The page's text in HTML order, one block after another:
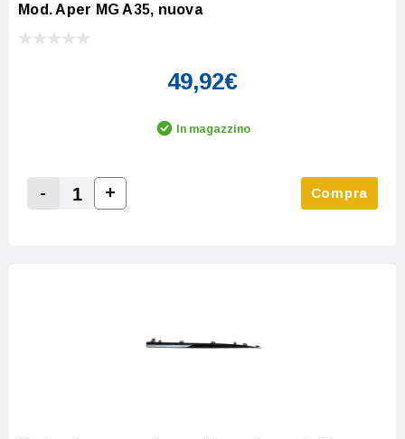
Mod. Aper MG A35, nuova
49,92€
In magazzino
Decrease Quantity:
-
Increase Quantity:
+ Compra